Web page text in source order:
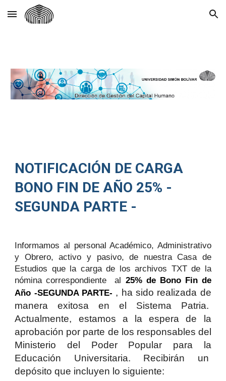
Skip to main content Skip to navigation
NOTIFICACIÓN DE CARGA
BONO FIN DE AÑO 25% -
SEGUNDA PARTE -
Informamos al personal Académico, Administrativo
y Obrero, activo y pasivo, de nuestra Casa de
Estudios que la carga de los archivos TXT de la
nómina correspondiente al 25% de Bono Fin de
Año -SEGUNDA PARTE- , ha sido realizada de
manera exitosa en el Sistema Patria.
Actualmente, estamos a la espera de la
aprobación por parte de los responsables del
Ministerio del Poder Popular para la
Educación Universitaria. Recibirán un
depósito que incluyen lo siguiente: